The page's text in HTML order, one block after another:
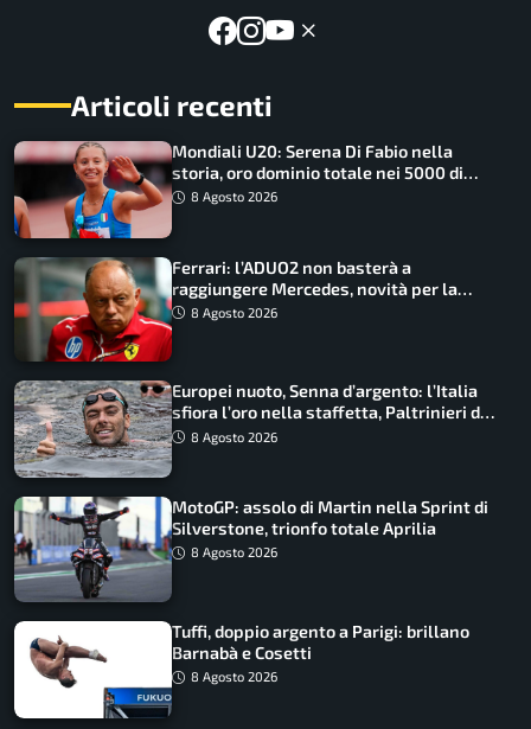
Articoli recenti
Mondiali U20: Serena Di Fabio nella
storia, oro dominio totale nei 5000 di
marcia
8 Agosto 2026
Ferrari: l’ADUO2 non basterà a
raggiungere Mercedes, novità per la
Macarena
8 Agosto 2026
Europei nuoto, Senna d’argento: l’Italia
sfiora l’oro nella staffetta, Paltrinieri da
urlo, il bilancio azzurro
8 Agosto 2026
MotoGP: assolo di Martin nella Sprint di
Silverstone, trionfo totale Aprilia
8 Agosto 2026
Tuffi, doppio argento a Parigi: brillano
Barnabà e Cosetti
8 Agosto 2026